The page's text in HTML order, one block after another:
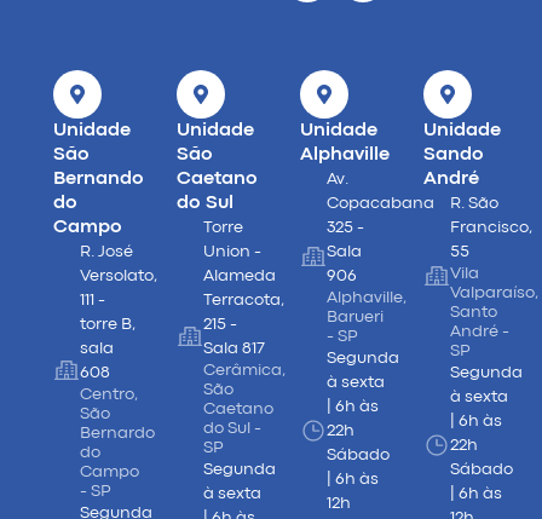
Unidade
São
Bernando
do
Campo
R. José
Versolato,
111 -
torre B,
sala
608
Centro,
São
Bernardo
do
Campo
- SP
Segunda
Unidade
São
Caetano
do Sul
Torre
Union -
Alameda
Terracota,
215 -
Sala 817
Cerâmica,
São
Caetano
do Sul -
SP
Segunda
à sexta
Unidade
Alphaville
Av.
Copacabana
325 -
Sala
906
Alphaville,
Barueri
- SP
Segunda
à sexta
| 6h às
22h
Sábado
| 6h às
12h
Unidade
Sando
André
R. São
Francisco,
55
Vila
Valparaíso,
Santo
André -
SP
Segunda
à sexta
| 6h às
22h
Sábado
| 6h às